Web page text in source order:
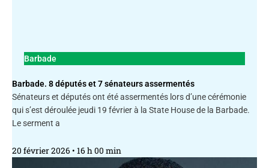
Barbade
Barbade. 8 députés et 7 sénateurs assermentés
Sénateurs et députés ont été assermentés lors d’une cérémonie
qui s’est déroulée jeudi 19 février à la State House de la Barbade.
Le serment a
20 février 2026 16 h 00 min